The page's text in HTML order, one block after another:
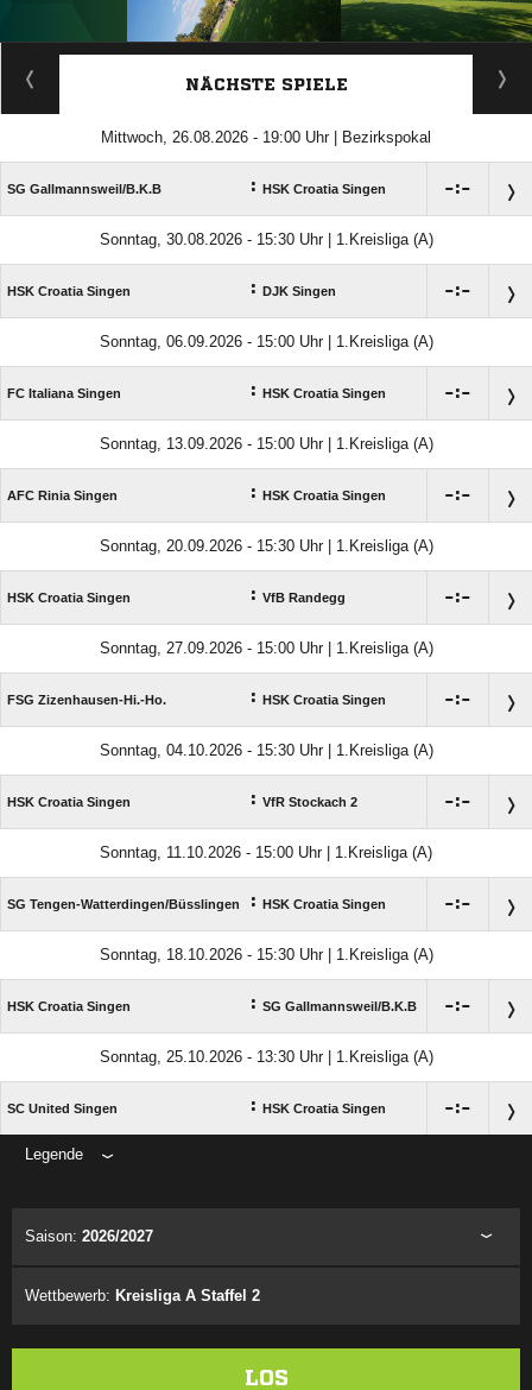
ANZEIGE
NÄCHSTE SPIELE
Mittwoch, 26.08.2026 - 19:00 Uhr | Bezirkspokal
SG Gallmannsweil/​B.K.B : HSK Croatia Singen :
Sonntag, 30.08.2026 - 15:30 Uhr | 1.Kreisliga (A)
HSK Croatia Singen : DJK Singen :
Sonntag, 06.09.2026 - 15:00 Uhr | 1.Kreisliga (A)
FC Italiana Singen : HSK Croatia Singen :
Sonntag, 13.09.2026 - 15:00 Uhr | 1.Kreisliga (A)
AFC Rinia Singen : HSK Croatia Singen :
Sonntag, 20.09.2026 - 15:30 Uhr | 1.Kreisliga (A)
HSK Croatia Singen : VfB Randegg :
Sonntag, 27.09.2026 - 15:00 Uhr | 1.Kreisliga (A)
FSG Zizenhausen-Hi.-Ho. : HSK Croatia Singen :
Sonntag, 04.10.2026 - 15:30 Uhr | 1.Kreisliga (A)
HSK Croatia Singen : VfR Stockach 2 :
Sonntag, 11.10.2026 - 15:00 Uhr | 1.Kreisliga (A)
SG Tengen-Watterdingen/​Büsslingen : HSK Croatia Singen :
Sonntag, 18.10.2026 - 15:30 Uhr | 1.Kreisliga (A)
HSK Croatia Singen : SG Gallmannsweil/​B.K.B :
Sonntag, 25.10.2026 - 13:30 Uhr | 1.Kreisliga (A)
SC United Singen : HSK Croatia Singen :
Legende
Saison: 2026/2027
Wettbewerb: Kreisliga A Staffel 2
LOS